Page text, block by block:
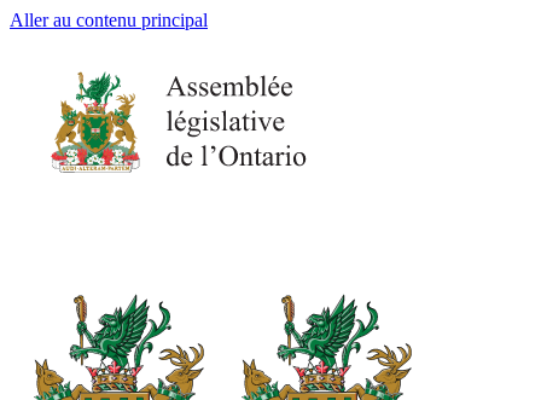
Aller au contenu principal